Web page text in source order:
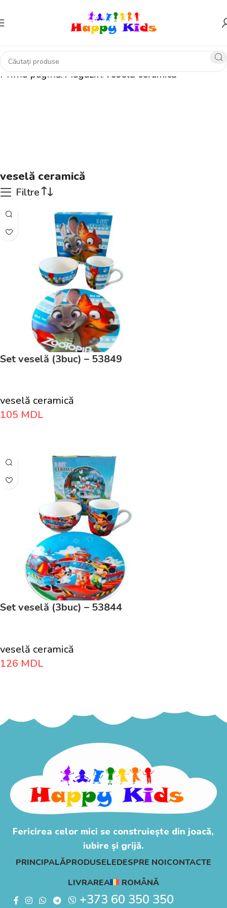
Prima pagină Magazin veselă ceramică
veselă ceramică
Filtre
Set veselă (3buc) – 53849
veselă ceramică
105 MDL
Set veselă (3buc) – 53844
veselă ceramică
126 MDL
Fericirea celor mici se construiește din joacă,
iubire și grijă.
PRINCIPALĂPRODUSELEDESPRE NOICONTACTE
LIVRAREA
ROMÂNĂ
+373 60 350 350